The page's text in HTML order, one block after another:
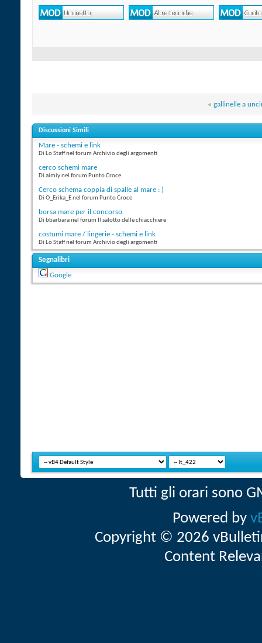
« gallinelle a
Discussioni Simili
Mare - schemi e link
Di Lo Staff nel forum Archivio degli argomenti
cerco schemi mare
Di aimiy nel forum Punto Croce
Cerco schema coppia di spalle al mare : )
Di O_Erika_E nel forum Punto Croce
borsa mare per il concorso
Di bbarbara nel forum Il salotto delle chiacchiere
costumi mare / lingerie - schemi e link
Di Lo Staff nel forum Archivio degli argomenti
Segnalibri
Google
Tutti gli orari sono
Powered by
Copyright © 2026
Content